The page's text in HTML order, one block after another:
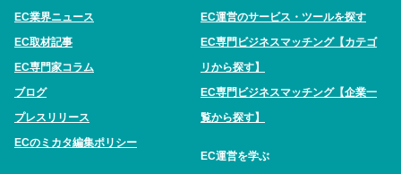
EC業界ニュース
EC取材記事
EC専門家コラム
ブログ
プレスリリース
ECのミカタ編集ポリシー
EC運営のサービス・ツールを探す
EC専門ビジネスマッチング【カテゴ
リから探す】
EC専門ビジネスマッチング【企業一
覧から探す】
EC運営を学ぶ